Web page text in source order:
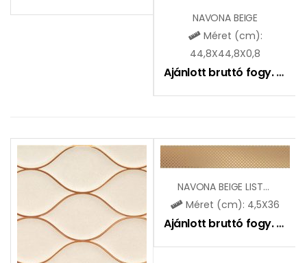
NAVONA BEIGE
Méret (cm):
44,8X44,8X0,8
Ajánlott bruttó fogy. ár:
NAVONA BEIGE LISTELLO
Méret (cm): 4,5X36
Ajánlott bruttó fogy. ár: